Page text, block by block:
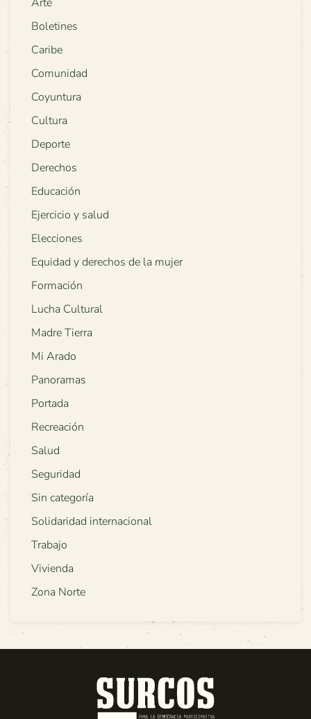
Boletines
Caribe
Comunidad
Coyuntura
Cultura
Deporte
Derechos
Educación
Ejercicio y salud
Elecciones
Equidad y derechos de la mujer
Formación
Lucha Cultural
Madre Tierra
Mi Arado
Panoramas
Portada
Recreación
Salud
Seguridad
Sin categoría
Solidaridad internacional
Trabajo
Vivienda
Zona Norte